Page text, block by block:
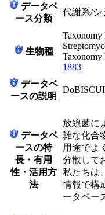
データベ
ース分類
代謝系/シ
生物種
Taxonomy
Taxonomy
1883
データベ
ースの説明
データベ
ースの特
長・有用
性・活用方
法
放線菌に
雑な化合
用途でよ
分散して
私たちは
情報で構
ータベー